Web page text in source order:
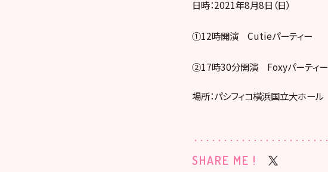
日時：2021年8月8日（日）
①12時開演 Cutieパーティー
②17時30分開演 Foxyパーティー
場所：パシフィコ横浜国立大ホール
SHARE ME !